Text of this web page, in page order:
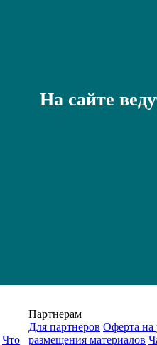
На сайте
Что
Партнерам
Для партнеров Оферта на
размещения материалов